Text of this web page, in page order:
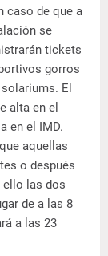
caso de que a
se
tickets
gorros
El
alta en el
en el IMD.
aquellas
o después
ello las dos
de a las 8
a las 23